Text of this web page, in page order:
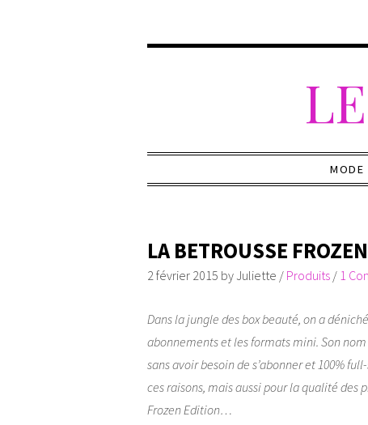
MODE
LA BETROUSSE
2 février 2015 byJuliette / Produits / 1
Dans la jungle des box beauté, on a
abonnements et les formats mini. Son nom
sans avoir besoin de s’abonner et 100%
ces raisons, mais aussi pour la qualité des
Frozen Edition…